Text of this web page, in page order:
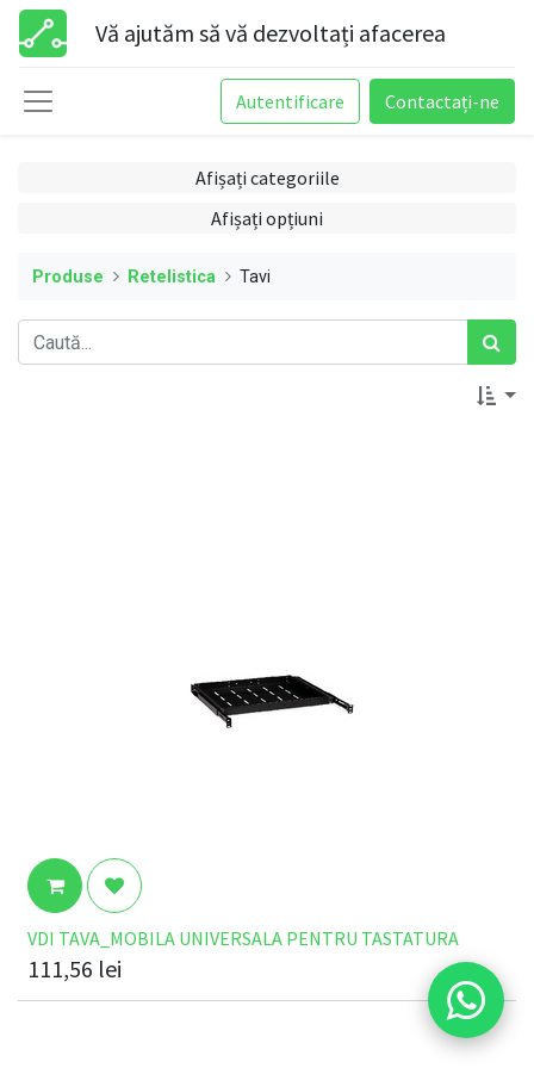
Vă ajutăm să vă dezvoltați afacerea
Autentificare Contactați-ne
Afișați categoriile
Afișați opțiuni
Produse Retelistica Tavi
VDI TAVA_MOBILA UNIVERSALA PENTRU TASTATURA
111,56 lei